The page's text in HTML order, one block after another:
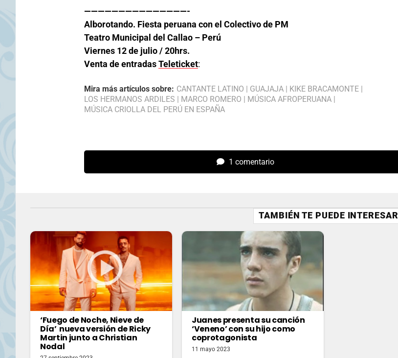
———————————————-
Alborotando. Fiesta peruana con el Colectivo de PM
Teatro Municipal del Callao – Perú
Viernes 12 de julio / 20hrs.
Venta de entradasTeleticket:
Mira más artículos sobre: CANTANTE LATINO | GUAJAJA | KIKE BRACAMONTE |
LOS HERMANOS ARDILES | MARCO ROMERO | MÚSICA AFROPERUANA |
MÚSICA CRIOLLA DEL PERÚ EN ESPAÑA
1 comentario
TAMBIÉN TE PUEDE INTERESAR
‘Fuego de Noche, Nieve de
Día’ nueva versión de Ricky
Martin junto a Christian
Nodal
Juanes presenta su canción
‘Veneno’ con su hijo como
coprotagonista
11 mayo 2023